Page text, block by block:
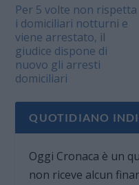
Per 5 volte non rispetta
i domiciliari notturni e
viene arrestato, il
giudice dispone di
nuovo gli arresti
domiciliari
QUOTIDIANO
Oggi Cronaca è un
non riceve alcun